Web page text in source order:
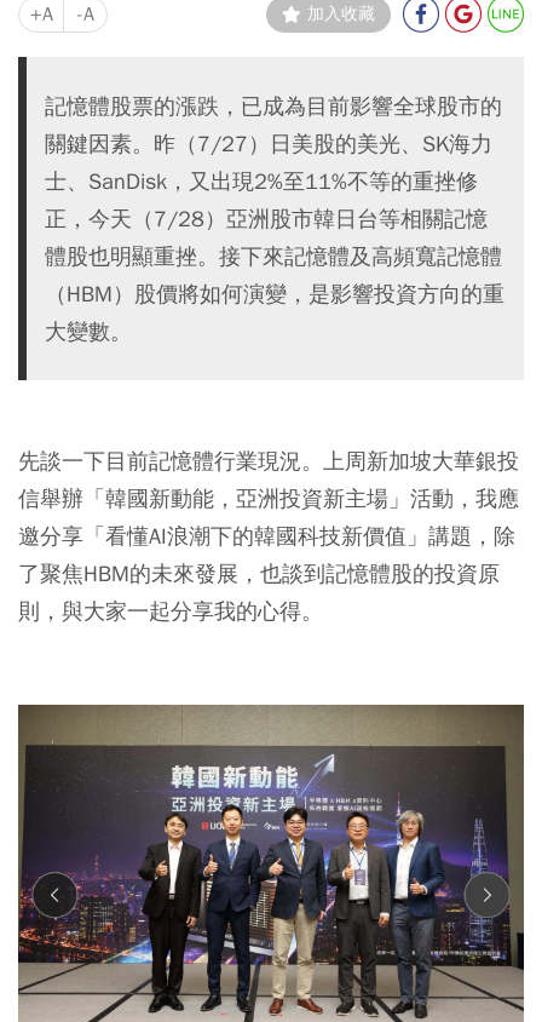
+A -A 加入收藏
記憶體股票的漲跌，已成為目前影響全球股市的
關鍵因素。昨（7/27）日美股的美光、SK海力
士、SanDisk，又出現2%至11%不等的重挫修
正，今天（7/28）亞洲股市韓日台等相關記憶
體股也明顯重挫。接下來記憶體及高頻寬記憶體
（HBM）股價將如何演變，是影響投資方向的重
大變數。
先談一下目前記憶體行業現況。上周新加坡大華銀投
信舉辦「韓國新動能，亞洲投資新主場」活動，我應
邀分享「看懂AI浪潮下的韓國科技新價值」講題，除
了聚焦HBM的未來發展，也談到記憶體股的投資原
則，與大家一起分享我的心得。